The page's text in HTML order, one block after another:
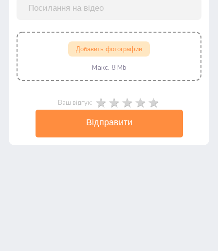
Добавить фотографии
Макс. 8 Mb
Ваш відгук:
Відправити